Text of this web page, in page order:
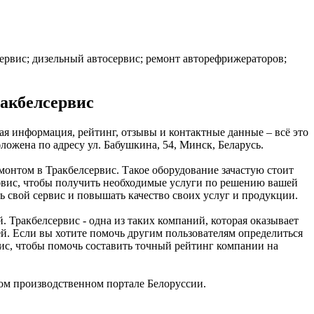
дизельный автосервис; ремонт авторефрижераторов;
информация, рейтинг, отзывы и контактные данные – всё это
по адресу ул. Бабушкина, 54, Минск, Беларусь.
в Тракбелсервис. Такое оборудование зачастую стоит
чтобы получить необходимые услуги по решению вашей
сервис и повышать качество своих услуг и продукции.
- одна из таких компаний, которая оказывает
Если вы хотите помочь другим пользователям определиться
чтобы помочь составить точный рейтинг компании на
портале Белоруссии.